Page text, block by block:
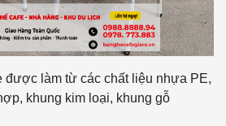
được làm từ các chất liệu nhựa PE,
khung kim loại, khung gỗ